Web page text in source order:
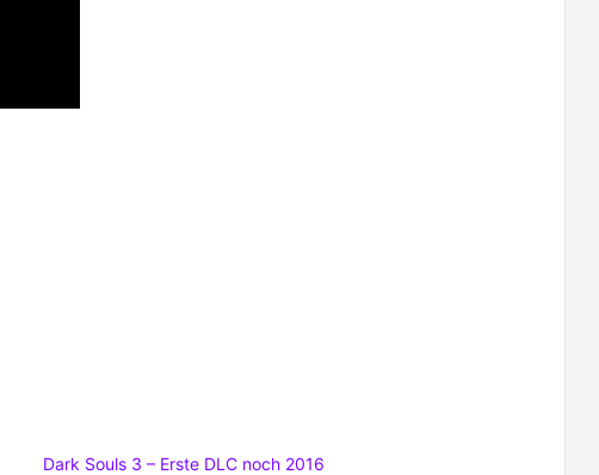
Dark Souls 3 – Erste DLC noch 2016